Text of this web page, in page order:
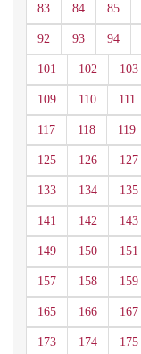
83 84 85
92 93 94
101 102 103
109 110 111
117 118 119
125 126 127
133 134 135
141 142 143
149 150 151
157 158 159
165 166 167
173 174 175